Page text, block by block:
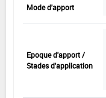
Mode d'apport
Epoque d'apport /
Stades d'application